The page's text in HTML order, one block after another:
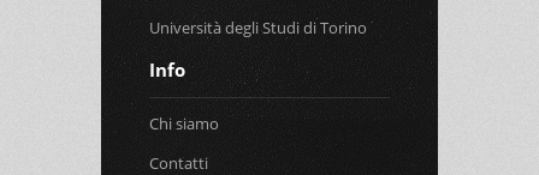
Università degli Studi di Torino
Info
Chi siamo
Contatti